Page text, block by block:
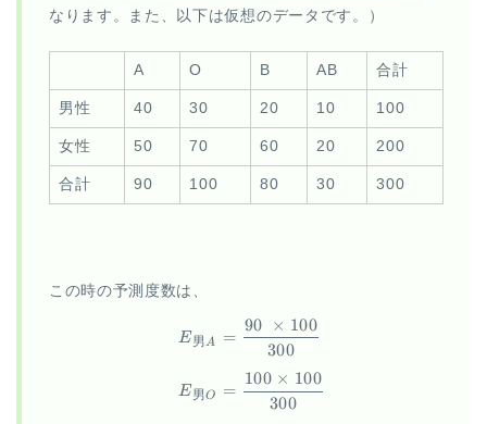
なります。また、以下は仮想のデータです。）
A O B AB 合計
男性 40 30 20 10 100
女性 50 70 60 20 200
合計 90 100 80 30 300
この時の予測度数は、
\begin{aligned} E_{男A}
E男A
E男O
=
300
90 × 100
=
300
100 × 100